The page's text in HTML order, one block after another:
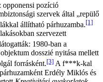
pozíció
szervek által „repülő
állítható párhuzamba.[1]
szervezett
1980-ban a
dosszié nyitása mellett
forrásként.[3] A f***k-kal
Erdély Miklós és